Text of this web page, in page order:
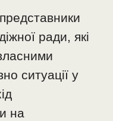
ради, які
ситуації у
на